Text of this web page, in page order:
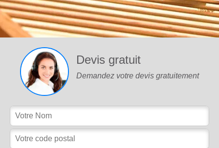
Devis gratuit
Demandez votre devis gratuitement